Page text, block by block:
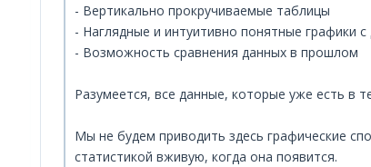
- Вертикально прокручиваемые таблицы
- Наглядные и интуитивно понятные графики
- Возможность сравнения данных в прошлом
Разумеется, все данные, которые уже есть в
Мы не будем приводить здесь графические
статистикой вживую, когда она появится.